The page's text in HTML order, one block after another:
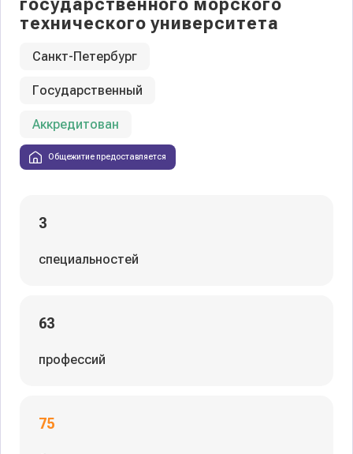
государственного морского
технического университета
Санкт-Петербург
Государственный
Аккредитован
Общежитие предоставляется
3
специальностей
63
профессий
75